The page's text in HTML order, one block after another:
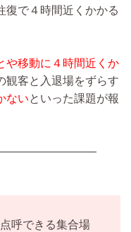
復で４時間近くかかる
や移動に４時間近くか
観客と入退場をずらす
ないといった課題が報
呼できる集合場